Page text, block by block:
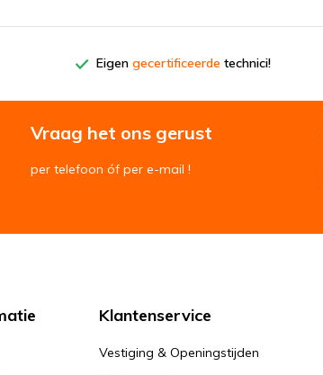
Eigen gecertificeerde technici!
Vraag het ons gerust
per telefoon óf per e-mail !
Klantenservice
Vestiging & Openingstijden